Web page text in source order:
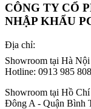
CÔNG TY CỔ
NHẬP KHẨU
Địa chỉ:
Showroom tại Hà
Hotline: 0913 985
Showroom tại Hồ
Đông A - Quận Bình